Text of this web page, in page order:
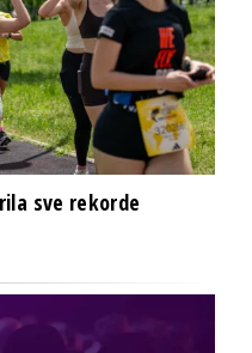
sve rekorde